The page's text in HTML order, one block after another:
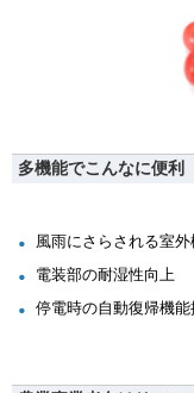
多機能でこんなに便利
風雨にさらされる室
電装部の耐湿性向上
停電時の自動復帰機能